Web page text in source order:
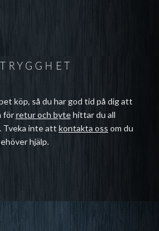
köp, så du har god tid på dig att
förretur och bytehittar du all
Tveka inte att kontakta oss om du
hjälp.